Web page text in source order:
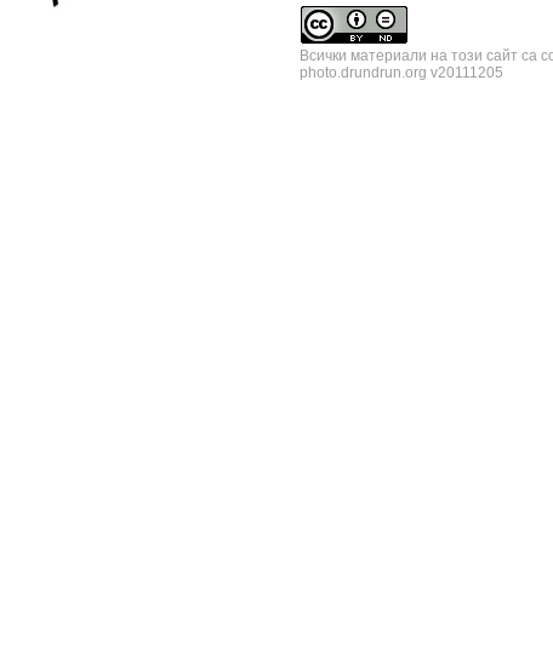
Всички материали на този сайт са
photo.drundrun.org v20111205